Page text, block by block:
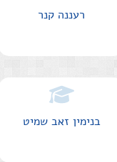
רעננה קנר
בנימין זאב שמיט